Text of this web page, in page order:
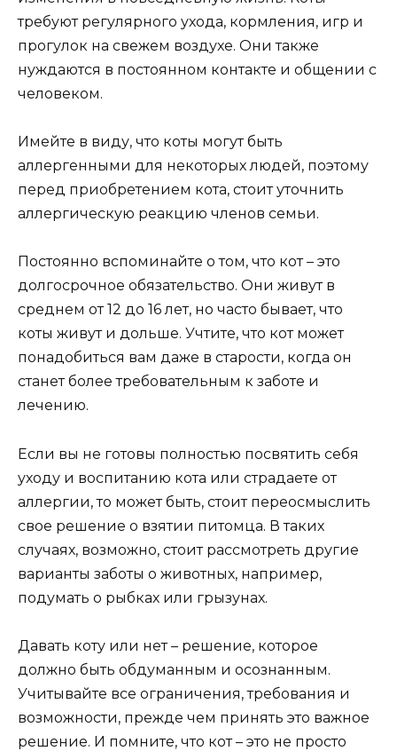
требуют регулярного ухода, кормления, игр и
прогулок на свежем воздухе. Они также
нуждаются в постоянном контакте и общении с
человеком.
Имейте в виду, что коты могут быть
аллергенными для некоторых людей, поэтому
перед приобретением кота, стоит уточнить
аллергическую реакцию членов семьи.
Постоянно вспоминайте о том, что кот – это
долгосрочное обязательство. Они живут в
среднем от 12 до 16 лет, но часто бывает, что
коты живут и дольше. Учтите, что кот может
понадобиться вам даже в старости, когда он
станет более требовательным к заботе и
лечению.
Если вы не готовы полностью посвятить себя
уходу и воспитанию кота или страдаете от
аллергии, то может быть, стоит переосмыслить
свое решение о взятии питомца. В таких
случаях, возможно, стоит рассмотреть другие
варианты заботы о животных, например,
подумать о рыбках или грызунах.
Давать коту или нет – решение, которое
должно быть обдуманным и осознанным.
Учитывайте все ограничения, требования и
возможности, прежде чем принять это важное
решение. И помните, что кот – это не просто